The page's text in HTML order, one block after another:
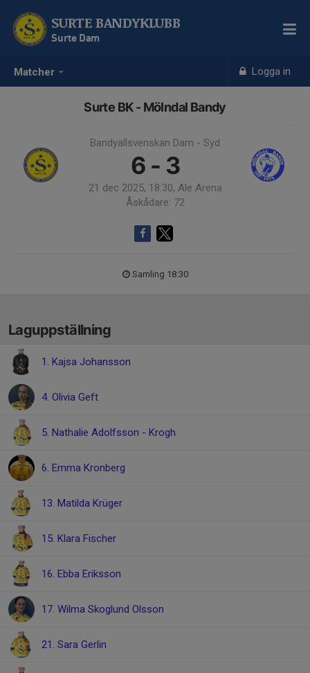
Matcher Logga in
SURTE BANDYKLUBB
Surte Dam
Surte BK - Mölndal Bandy
Bandyallsvenskan Dam - Syd
6 - 3
21 dec 2025, 18:30, Ale Arena
Åskådare: 72
Samling 18:30
Laguppställning
1. Kajsa Johansson
4. Olivia Geft
5. Nathalie Adolfsson - Krogh
6. Emma Kronberg
13. Matilda Krüger
15. Klara Fischer
16. Ebba Eriksson
17. Wilma Skoglund Olsson
21. Sara Gerlin